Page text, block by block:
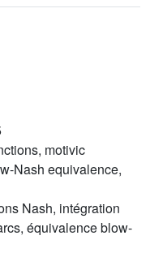
motivic
Nash equivalence,
Nash, intégration
équivalence blow-